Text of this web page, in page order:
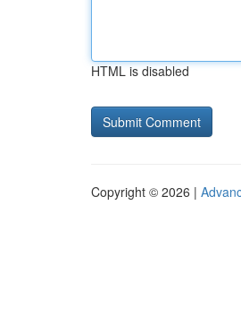
HTML is disabled
Copyright © 2026 |